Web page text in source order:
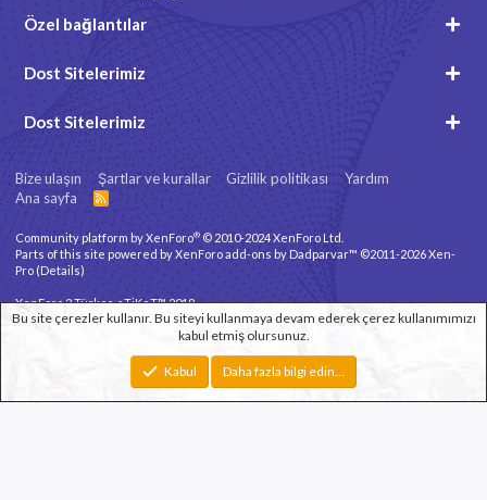
Özel bağlantılar
Dost Sitelerimiz
Dost Sitelerimiz
Bize ulaşın Şartlar ve kurallar Gizlilik politikası
Yardım
Ana sayfa
R
Community platform by XenForo® © 2010-2024 XenForo Ltd.
Parts of this site powered byXenForo add-ons by Dadparvar™ ©2011-2026Xen-
Pro (Details)
XenForo 2 Türkçe eTiKeT™ 2019
© by ©XenTR
Toplam sorgu Toplam zaman
Bu site çerezler kullanır. Bu siteyi kullanmaya devam ederek çerez kullanımımızı
kabul etmiş olursunuz.
Kabul Daha fazla bilgi edin…